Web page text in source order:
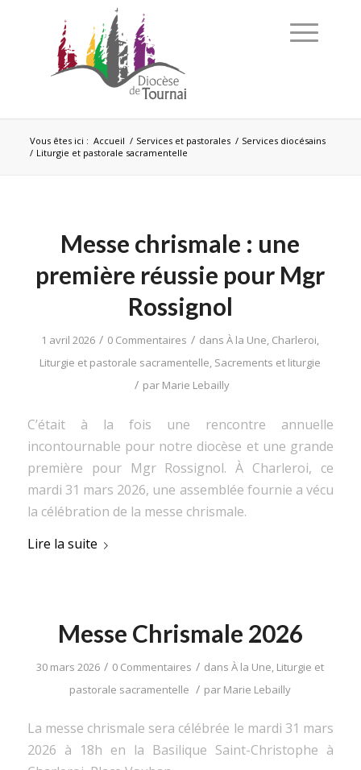
Vous êtes ici : Accueil / Services et pastorales / Services diocésains
/ Liturgie et pastorale sacramentelle
Messe chrismale : une
première réussie pour Mgr
Rossignol
1 avril 2026 / 0 Commentaires / dansÀ la Une, Charleroi,
Liturgie et pastorale sacramentelle, Sacrements et liturgie
/ par Marie Lebailly
C’était à la fois une rencontre annuelle
incontournable pour notre diocèse et une grande
première pour Mgr Rossignol. À Charleroi, ce
mardi 31 mars 2026, une assemblée fournie a vécu
la célébration de la messe chrismale.
Lire la suite
Messe Chrismale 2026
30 mars 2026 / 0 Commentaires / dansÀ la Une Liturgie et
pastorale sacramentelle / par Marie Lebailly
La messe chrismale sera célébrée le mardi 31 mars
2026 à 18h en la Basilique Saint-Christophe à